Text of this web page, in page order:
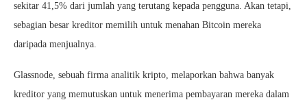
sekitar 41,5% dari jumlah yang terutang kepada pengguna. Akan tetapi,
sebagian besar kreditor memilih untuk menahan Bitcoin mereka
daripada menjualnya.
Glassnode, sebuah firma analitik kripto, melaporkan bahwa banyak
kreditor yang memutuskan untuk menerima pembayaran mereka dalam